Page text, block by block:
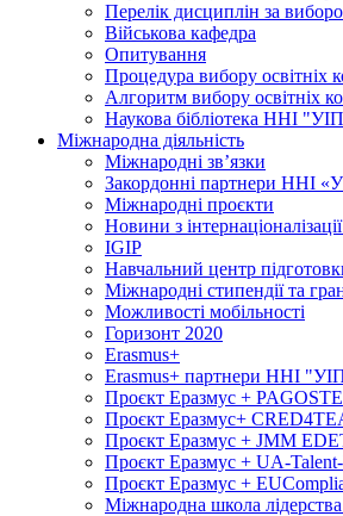
Перелік дисциплін за
Військова кафедра
Опитування
Процедура вибору освітніх
Алгоритм вибору освітніх
Наукова бібліотека ННІ
Міжнародна діяльність
Міжнародні зв’язки
Закордонні партнери ННІ
Міжнародні проєкти
Новини з
IGIP
Навчальний центр
Міжнародні стипендії та
Можливості мобільності
Горизонт 2020
Erasmus+
Erasmus+ партнери ННІ
Проєкт Еразмус + PAGOSTE
Проєкт Еразмус+
Проєкт Еразмус + JMM
Проєкт Еразмус + UA-
Проєкт Еразмус +
Міжнародна школа